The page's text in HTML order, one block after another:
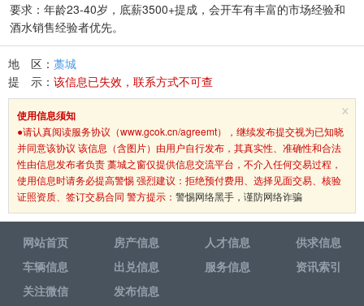
要求：年龄23-40岁，底薪3500+提成，会开车有丰富的市场经验和
酒水销售经验者优先。
地 区： 藁城
提 示： 该信息已失效，联系方式不可查
×
使用信息须知
●请认真阅读服务协议（www.gcok.cn/agreemt），继续发布提交视为已知晓
并同意该协议 该信息（含图片）由用户自行发布，其真实性、准确性和合法
性由信息发布者负责 藁城之窗仅提供信息交流平台，不介入任何交易过程，
使用信息时请务必提高警惕 强烈建议：拒绝预付费用、选择见面交易、核验
证照资质、签订交易合同 警方提示： 警惕网络黑手，谨防网络诈骗
网站首页 房产信息 人才信息
供求信息
车辆信息
出兑信息 服务信息
资讯索引
关注微信
发布信息